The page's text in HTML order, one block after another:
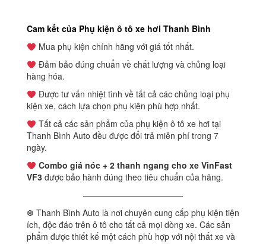
Cam kết của Phụ kiện ô tô xe hơi Thanh Bình
Mua phụ kiện chính hãng với giá tốt nhất.
Đảm bảo đúng chuẩn về chất lượng và chủng loại
hàng hóa.
Được tư vấn nhiệt tình về tất cả các chủng loại phụ
kiện xe, cách lựa chọn phụ kiện phù hợp nhất.
Tất cả các sản phẩm của phụ kiện ô tô xe hơi tại
Thanh Bình Auto đều được đổi trả miễn phí trong 7
ngày.
Combo giá nóc + 2 thanh ngang cho xe VinFast
VF3 được bảo hành đúng theo tiêu chuẩn của hãng.
————————————
❆ Thanh Bình Auto là nơi chuyên cung cấp phụ kiện tiện
ích, độc đáo trên ô tô cho tất cả mọi dòng xe. Các sản
phẩm được thiết kế một cách phù hợp với nội thất xe và